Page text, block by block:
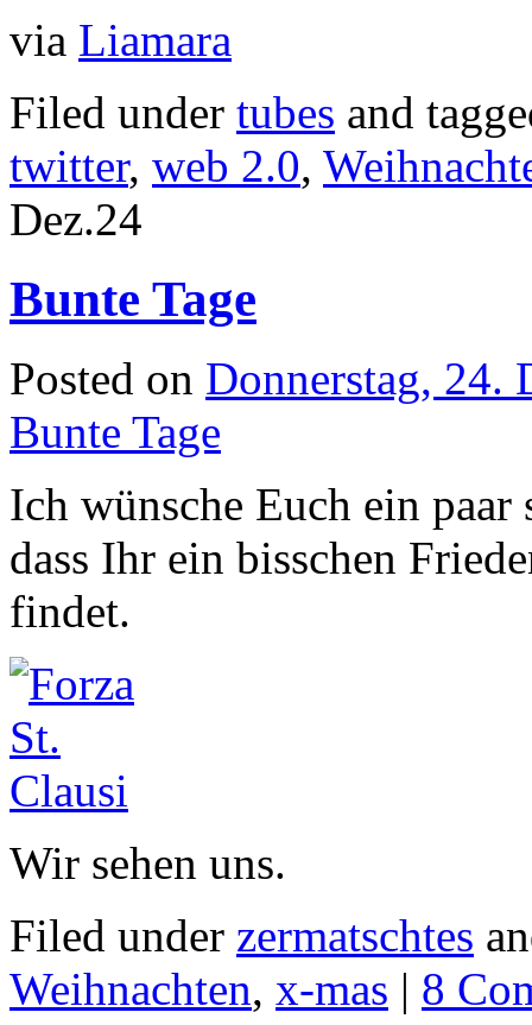
via Liamara
Filed under tubes and
twitter, web 2.0,
Dez.24
Bunte Tage
Posted on Donnerstag, 24.
Bunte Tage
Ich wünsche Euch ein
dass Ihr ein bisschen
findet.
Wir sehen uns.
Filed under zermatschtes
Weihnachten, x-mas | 8